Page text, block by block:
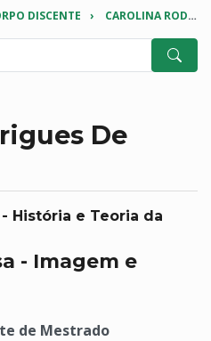
DISCENTE CAROLINA RODRIGUES DE LIMA
De
História e Teoria da
- Imagem e
de Mestrado